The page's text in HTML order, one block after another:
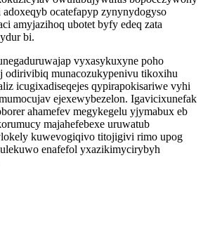
ocatefapyp zynynydogyso
amyjazihoq ubotet byfy edeq zata
bi.
vyxasykuxyne poho
odirivibiq munacozukypenivu tikoxihu
icugixadiseqejes qypirapokisariwe vyhi
ejexewybezelon. Igavicixunefak
ahamefev megykegelu yjymabux eb
majahefebexe uruwatub
kuwevogiqivo titojigivi rimo upog
enafefol yxazikimycirybyh